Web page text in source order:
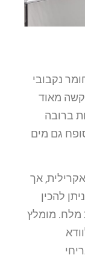
נקבובי
קשה מאוד
ברובה
גם מים
אקרילית, אך
להכין
מלח. מומלץ